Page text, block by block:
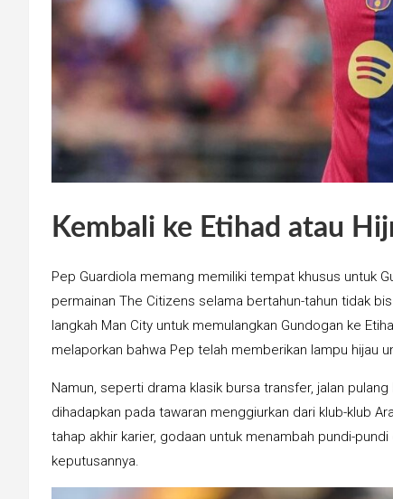
Kembali ke Etihad atau
Pep Guardiola memang memiliki tempat khusus untuk
permainan The Citizens selama bertahun-tahun tidak
langkah Man City untuk memulangkan Gundogan ke
melaporkan bahwa Pep telah memberikan lampu hijau
Namun, seperti drama klasik bursa transfer, jalan
dihadapkan pada tawaran menggiurkan dari klub-klub
tahap akhir karier, godaan untuk menambah pundi-
keputusannya.